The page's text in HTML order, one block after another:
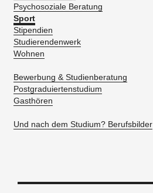
Psychosoziale Beratung
Sport
Stipendien
Studierendenwerk
Wohnen
Bewerbung & Studienberatung
Postgraduiertenstudium
Gasthören
Und nach dem Studium? Berufsbilder